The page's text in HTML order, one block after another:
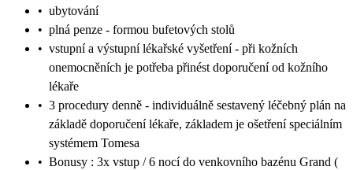
• ubytování
• plná penze - formou bufetových stolů
• vstupní a výstupní lékařské vyšetření - při kožních
onemocněních je potřeba přinést doporučení od kožního
lékaře
• 3 procedury denně - individuálně sestavený léčebný plán na
základě doporučení lékaře, základem je ošetření speciálním
systémem Tomesa
• Bonusy : 3x vstup / 6 nocí do venkovního bazénu Grand (